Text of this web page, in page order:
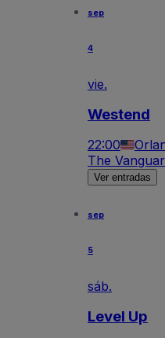
sep
4
vie.
Westend
22:00
The
Ver entradas
sep
5
sáb.
Level Up